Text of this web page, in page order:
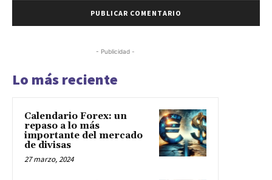
- Publicidad -
Lo más reciente
Calendario Forex: un
repaso a lo más
importante del mercado
de divisas
27 marzo, 2024